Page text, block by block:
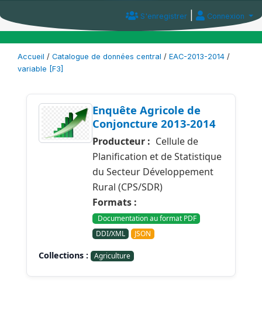
S'enregistrer | Connexion
Accueil / Catalogue de données central / EAC-2013-2014 /
variable [F3]
Enquête Agricole de
Conjoncture 2013-2014
Producteur : Cellule de
Planification et de Statistique
du Secteur Développement
Rural (CPS/SDR)
Formats :
Documentation au format PDF
DDI/XML
JSON
Collections : Agriculture